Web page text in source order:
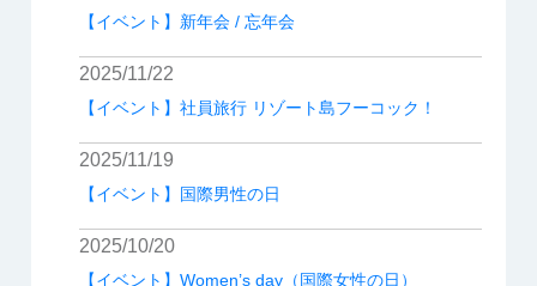
【イベント】新年会 / 忘年会
2025/11/22
【イベント】社員旅行 リゾート島フーコック！
2025/11/19
【イベント】国際男性の日
2025/10/20
【イベント】Women’s day（国際女性の日）